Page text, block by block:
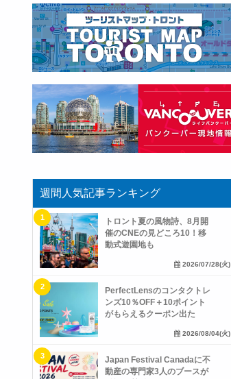
週間人気記事ランキング
トロント夏の風物詩、8月開
催のCNEの見どころ10！移
動式遊園地も
2026/07/28(火)
PerfectLensのコンタクトレ
ンズ10％OFF＋10ポイント
がもらえるクーポン出た
2026/08/04(火)
Japan Festival Canadaに不
動産の専門家3人のブースが